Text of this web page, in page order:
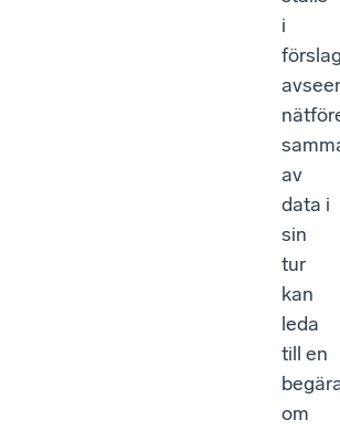
i
av
data i
sin
tur
kan
leda
till en
om